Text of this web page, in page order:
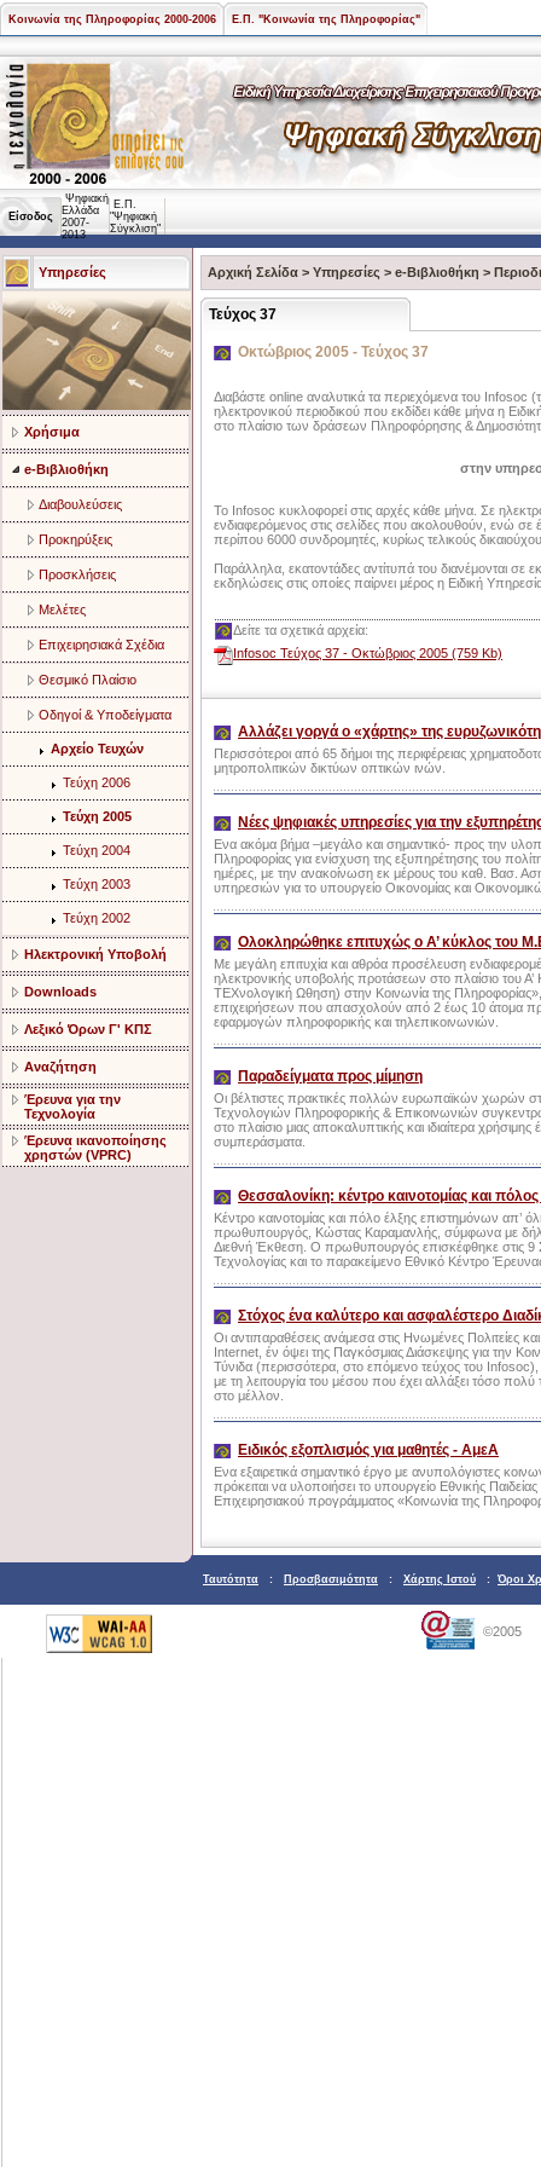
Κοινωνία της Πληροφορίας 2000-2006 Ε.Π. "Κοινωνία της Πληροφορίας"
Είσοδος
Ψηφιακή
Ελλάδα
2007-
2013
Ε.Π.
"Ψηφιακή
Σύγκλιση"
Υπηρεσίες
Χρήσιμα
e-Βιβλιοθήκη
Διαβουλεύσεις
Προκηρύξεις
Προσκλήσεις
Μελέτες
Επιχειρησιακά Σχέδια
Θεσμικό Πλαίσιο
Οδηγοί & Υποδείγματα
Αρχείο Τευχών
Τεύχη 2006
Τεύχη 2005
Τεύχη 2004
Τεύχη 2003
Τεύχη 2002
Ηλεκτρονική Υποβολή
Downloads
Λεξικό Όρων Γ' ΚΠΣ
Αναζήτηση
Έρευνα για την
Τεχνολογία
Έρευνα ικανοποίησης
χρηστών (VPRC)
Αρχική Σελίδα > Υπηρεσίες > e-Βιβλιοθήκη >
Τεύχος 37
Οκτώβριος 2005 - Τεύχος 37
Διαβάστε online αναλυτικά τα περιεχόμενα του Infosoc
ηλεκτρονικού περιοδικού που εκδίδει κάθε μήνα η
στο πλαίσιο των δράσεων Πληροφόρησης &
στην
Το Infosoc κυκλοφορεί στις αρχές κάθε μήνα. Σε
ενδιαφερόμενος στις σελίδες που ακολουθούν, ενώ σε
περίπου 6000 συνδρομητές, κυρίως τελικούς
Παράλληλα, εκατοντάδες αντίτυπά του διανέμονται σε
εκδηλώσεις στις οποίες παίρνει μέρος η Ειδική
Δείτε τα σχετικά αρχεία:
Infosoc Τεύχος 37 - Οκτώβριος 2005 (759 Kb)
Αλλάζει γοργά ο «χάρτης» της
Περισσότεροι από 65 δήμοι της περιφέρειας
μητροπολιτικών δικτύων οπτικών ινών.
Νέες ψηφιακές υπηρεσίες για την
Ενα ακόμα βήμα –μεγάλο και σημαντικό- προς την
Πληροφορίας για ενίσχυση της εξυπηρέτησης του
ημέρες, με την ανακοίνωση εκ μέρους του καθ. Βασ.
υπηρεσιών για το υπουργείο Οικονομίας και
Ολοκληρώθηκε επιτυχώς ο Α’ κύκλος του
Με μεγάλη επιτυχία και αθρόα προσέλευση
ηλεκτρονικής υποβολής προτάσεων στο πλαίσιο του
ΤΕΧνολογική Ωθηση) στην Κοινωνία της
επιχειρήσεων που απασχολούν από 2 έως 10 άτομα
εφαρμογών πληροφορικής και τηλεπικοινωνιών.
Παραδείγματα προς μίμηση
Οι βέλτιστες πρακτικές πολλών ευρωπαϊκών χωρών
Τεχνολογιών Πληροφορικής & Επικοινωνιών
στο πλαίσιο μιας αποκαλυπτικής και ιδιαίτερα
συμπεράσματα.
Θεσσαλονίκη: κέντρο καινοτομίας και
Κέντρο καινοτομίας και πόλο έλξης επιστημόνων απ’
πρωθυπουργός, Κώστας Καραμανλής, σύμφωνα με
Διεθνή Έκθεση. Ο πρωθυπουργός επισκέφθηκε στις 9
Τεχνολογίας και το παρακείμενο Εθνικό Κέντρο
Στόχος ένα καλύτερο και ασφαλέστερο
Οι αντιπαραθέσεις ανάμεσα στις Ηνωμένες Πολιτείες
Internet, έν όψει της Παγκόσμιας Διάσκεψης για την
Τύνιδα (περισσότερα, στο επόμενο τεύχος του Infosoc),
με τη λειτουργία του μέσου που έχει αλλάξει τόσο
στο μέλλον.
Ειδικός εξοπλισμός για μαθητές - ΑμεΑ
Ενα εξαιρετικά σημαντικό έργο με ανυπολόγιστες
πρόκειται να υλοποιήσει το υπουργείο Εθνικής
Επιχειρησιακού προγράμματος «Κοινωνία της
Ταυτότητα : Προσβασιμότητα : Χάρτης Ιστού : Όροι
©2005